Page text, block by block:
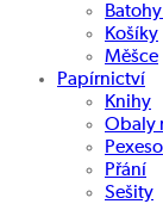
Košíky
Měšce
Papírnictví
Knihy
Obaly
Pexeso
Přání
Sešity